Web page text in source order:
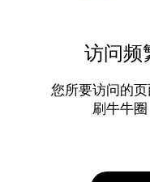
访问频
您所要访问的
刷牛牛